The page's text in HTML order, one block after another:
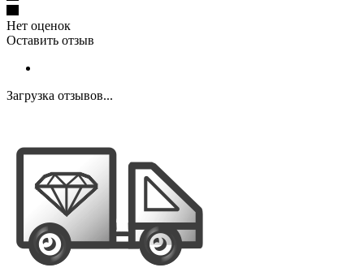
Нет оценок
Оставить отзыв
Загрузка отзывов...